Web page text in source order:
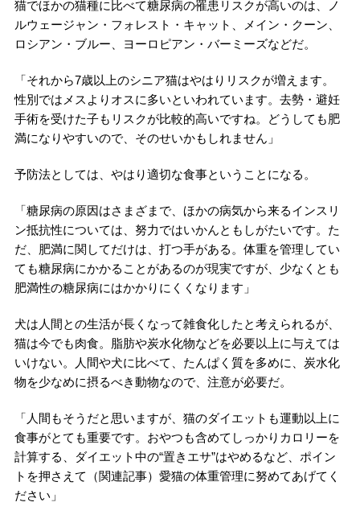
猫でほかの猫種に比べて糖尿病の罹患リスクが高いのは、ノ
ルウェージャン・フォレスト・キャット、メイン・クーン、
ロシアン・ブルー、ヨーロピアン・バーミーズなどだ。
「それから7歳以上のシニア猫はやはりリスクが増えます。
性別ではメスよりオスに多いといわれています。去勢・避妊
手術を受けた子もリスクが比較的高いですね。どうしても肥
満になりやすいので、そのせいかもしれません」
予防法としては、やはり適切な食事ということになる。
「糖尿病の原因はさまざまで、ほかの病気から来るインスリ
ン抵抗性については、努力ではいかんともしがたいです。た
だ、肥満に関してだけは、打つ手がある。体重を管理してい
ても糖尿病にかかることがあるのが現実ですが、少なくとも
肥満性の糖尿病にはかかりにくくなります」
犬は人間との生活が長くなって雑食化したと考えられるが、
猫は今でも肉食。脂肪や炭水化物などを必要以上に与えては
いけない。人間や犬に比べて、たんぱく質を多めに、炭水化
物を少なめに摂るべき動物なので、注意が必要だ。
「人間もそうだと思いますが、猫のダイエットも運動以上に
食事がとても重要です。おやつも含めてしっかりカロリーを
計算する、ダイエット中の“置きエサ”はやめるなど、ポイン
トを押さえて（関連記事）愛猫の体重管理に努めてあげてく
ださい」